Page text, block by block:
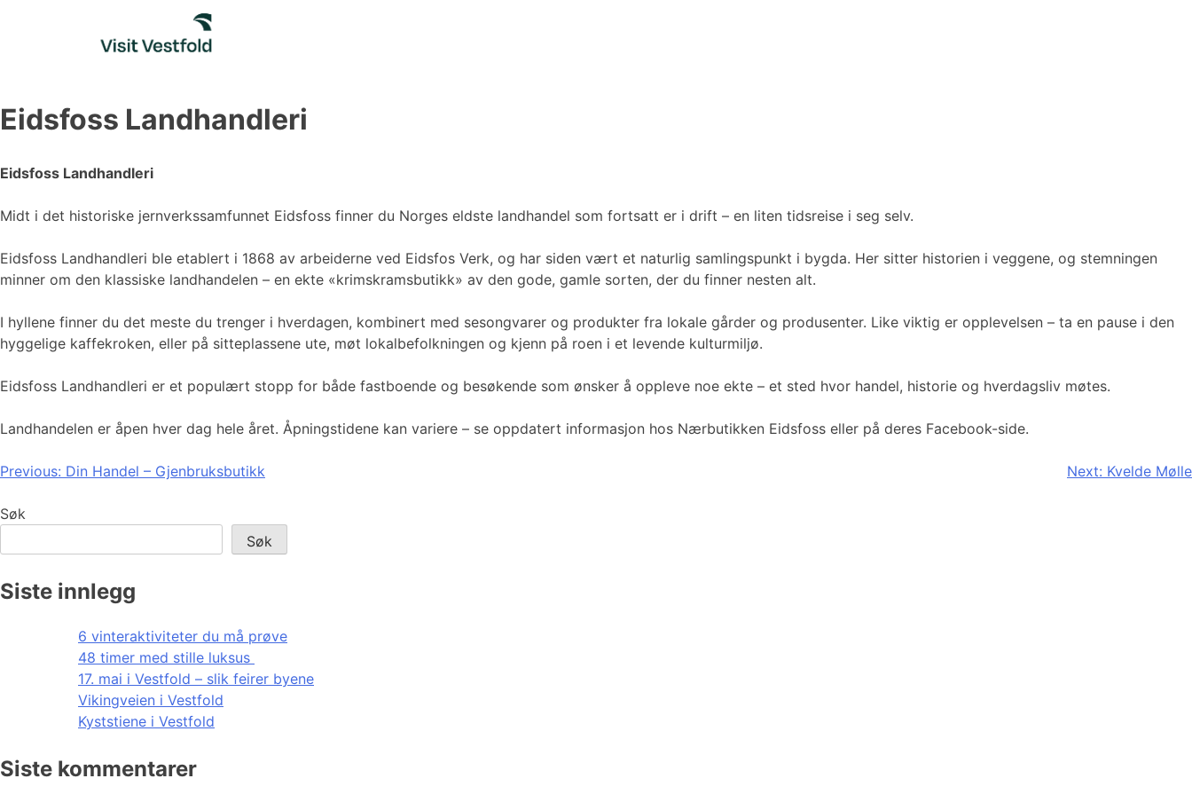
Eidsfoss Landhandleri
Eidsfoss Landhandleri
Midt i det historiske jernverkssamfunnet Eidsfoss finner du Norges eldste landhandel som fortsatt er i drift – en liten tidsreise i seg selv.
Eidsfoss Landhandleri ble etablert i 1868 av arbeiderne ved Eidsfos Verk, og har siden vært et naturlig samlingspunkt i bygda. Her sitter historien i veggene, og stemningen
minner om den klassiske landhandelen – en ekte «krimskramsbutikk» av den gode, gamle sorten, der du finner nesten alt.
I hyllene finner du det meste du trenger i hverdagen, kombinert med sesongvarer og produkter fra lokale gårder og produsenter. Like viktig er opplevelsen – ta en pause i den
hyggelige kaffekroken, eller på sitteplassene ute, møt lokalbefolkningen og kjenn på roen i et levende kulturmiljø.
Eidsfoss Landhandleri er et populært stopp for både fastboende og besøkende som ønsker å oppleve noe ekte – et sted hvor handel, historie og hverdagsliv møtes.
Landhandelen er åpen hver dag hele året. Åpningstidene kan variere – se oppdatert informasjon hos Nærbutikken Eidsfoss eller på deres Facebook-side.
Innleggsnavigasjon
Previous: Din Handel – Gjenbruksbutikk Next: Kvelde Mølle
Søk
Søk
Siste innlegg
6 vinteraktiviteter du må prøve
48 timer med stille luksus
17. mai i Vestfold – slik feirer byene
Vikingveien i Vestfold
Kyststiene i Vestfold
Siste kommentarer